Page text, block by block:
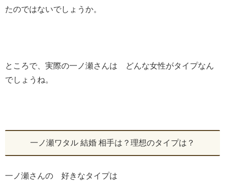
たのではないでしょうか。
ところで、実際の一ノ瀬さんは どんな女性がタイプなん
でしょうね。
一ノ瀬ワタル 結婚 相手は？理想のタイプは？
一ノ瀬さんの 好きなタイプは